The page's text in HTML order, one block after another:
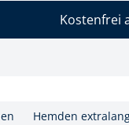
Kostenfrei
Hemden